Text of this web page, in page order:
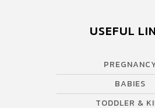
USEFUL
BABIES
TODDLER &